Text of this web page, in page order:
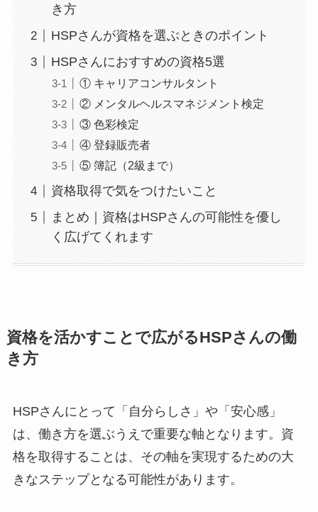
き方
HSPさんが資格を選ぶときのポイント
HSPさんにおすすめの資格5選
① キャリアコンサルタント
② メンタルヘルスマネジメント検定
③ 色彩検定
④ 登録販売者
⑤ 簿記（2級まで）
資格取得で気をつけたいこと
まとめ｜資格はHSPさんの可能性を優し
く広げてくれます
資格を活かすことで広がるHSPさんの働
き方
HSPさんにとって「自分らしさ」や「安心感」
は、働き方を選ぶうえで重要な軸となります。資
格を取得することは、その軸を実現するための大
きなステップとなる可能性があります。